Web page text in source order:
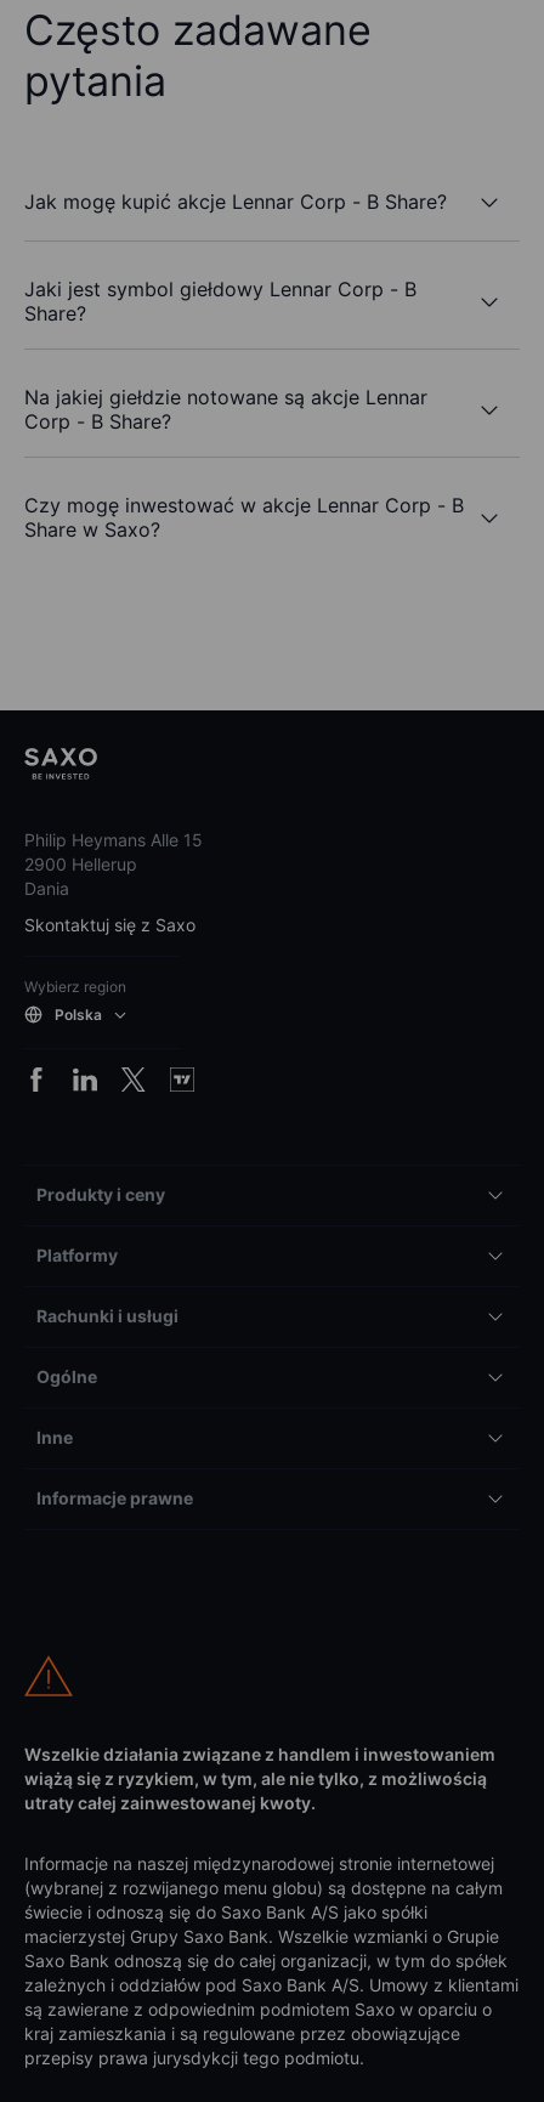
Często zadawane
pytania
Jak mogę kupić akcje Lennar Corp - B Share?
Jaki jest symbol giełdowy Lennar Corp - B
Share?
Na jakiej giełdzie notowane są akcje Lennar
Corp - B Share?
Czy mogę inwestować w akcje Lennar Corp - B
Share w Saxo?
Philip Heymans Alle 15
2900 Hellerup
Dania
Skontaktuj się z Saxo
Wybierz region
Polska
Produkty i ceny
Platformy
Rachunki i usługi
Ogólne
Inne
Informacje prawne
Wszelkie działania związane z handlem i inwestowaniem
wiążą się z ryzykiem, w tym, ale nie tylko, z możliwością
utraty całej zainwestowanej kwoty.
Informacje na naszej międzynarodowej stronie internetowej
(wybranej z rozwijanego menu globu) są dostępne na całym
świecie i odnoszą się do Saxo Bank A/S jako spółki
macierzystej Grupy Saxo Bank. Wszelkie wzmianki o Grupie
Saxo Bank odnoszą się do całej organizacji, w tym do spółek
zależnych i oddziałów pod Saxo Bank A/S. Umowy z klientami
są zawierane z odpowiednim podmiotem Saxo w oparciu o
kraj zamieszkania i są regulowane przez obowiązujące
przepisy prawa jurysdykcji tego podmiotu.